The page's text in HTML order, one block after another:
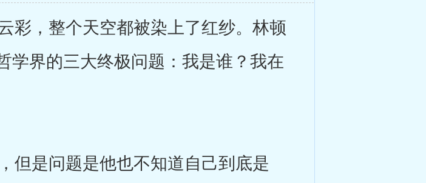
，整个天空都被染上了红纱。林顿
学界的三大终极问题：我是谁？我在
是问题是他也不知道自己到底是